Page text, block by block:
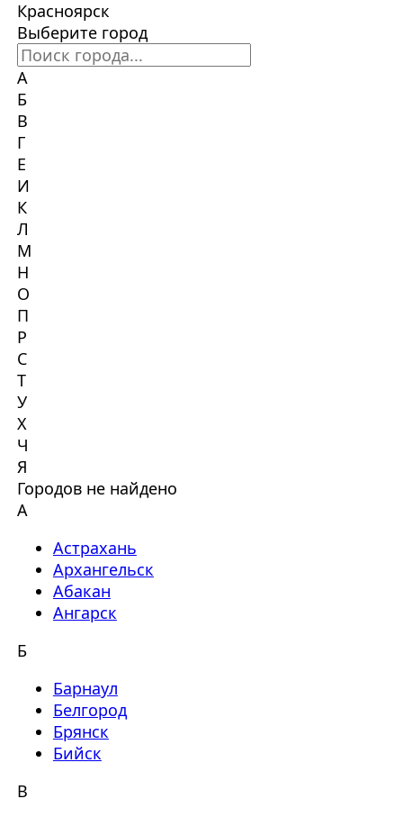
Красноярск
Выберите город
А
Б
В
Г
Е
И
К
Л
М
Н
О
П
Р
С
Т
У
Х
Ч
Я
Городов не найдено
А
Астрахань
Архангельск
Абакан
Ангарск
Б
Барнаул
Белгород
Брянск
Бийск
В